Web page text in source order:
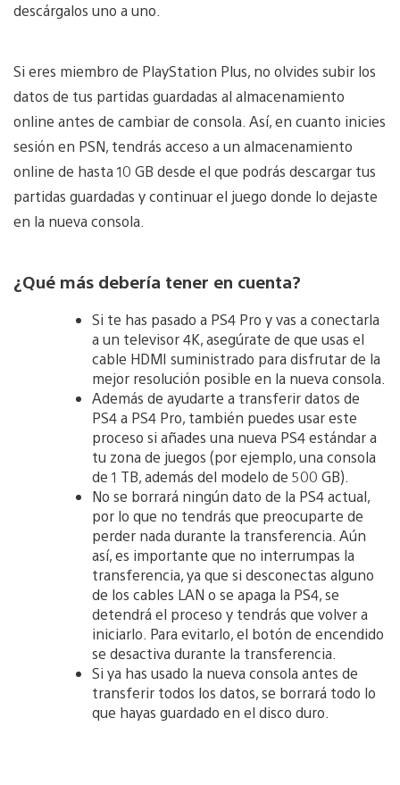
descárgalos uno a uno.
Si eres miembro de PlayStation Plus, no olvides subir los
datos de tus partidas guardadas al almacenamiento
online antes de cambiar de consola. Así, en cuanto inicies
sesión en PSN, tendrás acceso a un almacenamiento
online de hasta 10 GB desde el que podrás descargar tus
partidas guardadas y continuar el juego donde lo dejaste
en la nueva consola.
¿Qué más debería tener en cuenta?
Si te has pasado a PS4 Pro y vas a conectarla
a un televisor 4K, asegúrate de que usas el
cable HDMI suministrado para disfrutar de la
mejor resolución posible en la nueva consola.
Además de ayudarte a transferir datos de
PS4 a PS4 Pro, también puedes usar este
proceso si añades una nueva PS4 estándar a
tu zona de juegos (por ejemplo, una consola
de 1 TB, además del modelo de 500 GB).
No se borrará ningún dato de la PS4 actual,
por lo que no tendrás que preocuparte de
perder nada durante la transferencia. Aún
así, es importante que no interrumpas la
transferencia, ya que si desconectas alguno
de los cables LAN o se apaga la PS4, se
detendrá el proceso y tendrás que volver a
iniciarlo. Para evitarlo, el botón de encendido
se desactiva durante la transferencia.
Si ya has usado la nueva consola antes de
transferir todos los datos, se borrará todo lo
que hayas guardado en el disco duro.